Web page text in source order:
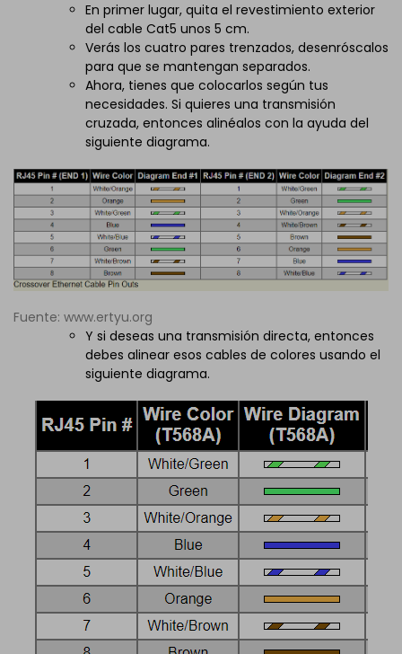
En primer lugar, quita el revestimiento exterior
del cable Cat5 unos 5 cm.
Verás los cuatro pares trenzados, desenróscalos
para que se mantengan separados.
Ahora, tienes que colocarlos según tus
necesidades. Si quieres una transmisión
cruzada, entonces alinéalos con la ayuda del
siguiente diagrama.
Fuente: www.ertyu.org
Y si deseas una transmisión directa, entonces
debes alinear esos cables de colores usando el
siguiente diagrama.